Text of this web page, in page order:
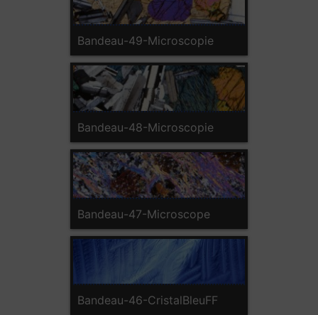
Bandeau-49-Microscopie
Bandeau-48-Microscopie
Bandeau-47-Microscope
Bandeau-46-CristalBleuFF